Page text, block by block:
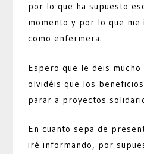
por lo que ha supuesto
momento y por lo que
como enfermera.
Espero que le deis
olvidéis que los
parar a proyectos
En cuanto sepa de
iré informando, por